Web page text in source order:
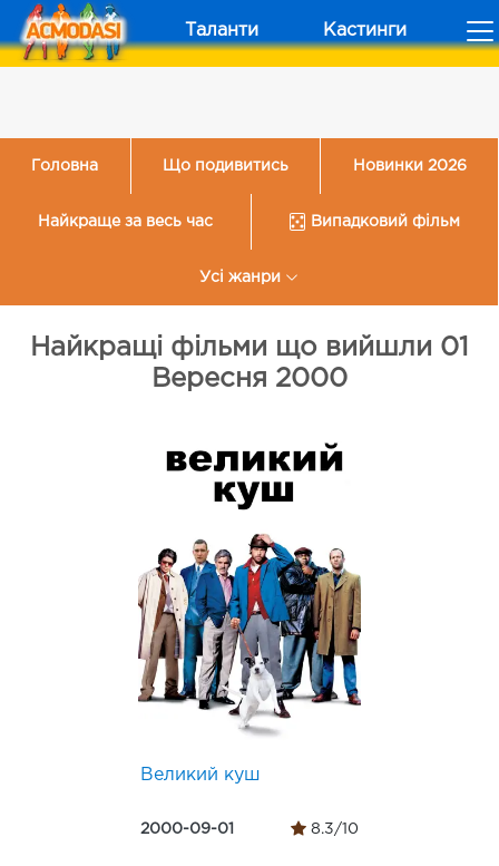
Таланти Кастинги
Головна Що подивитись Новинки 2026
Найкраще за весь час Випадковий фільм
Усі жанри
Найкращі фільми що вийшли 01
Вересня 2000
Великий куш
2000-09-01 8.3/10